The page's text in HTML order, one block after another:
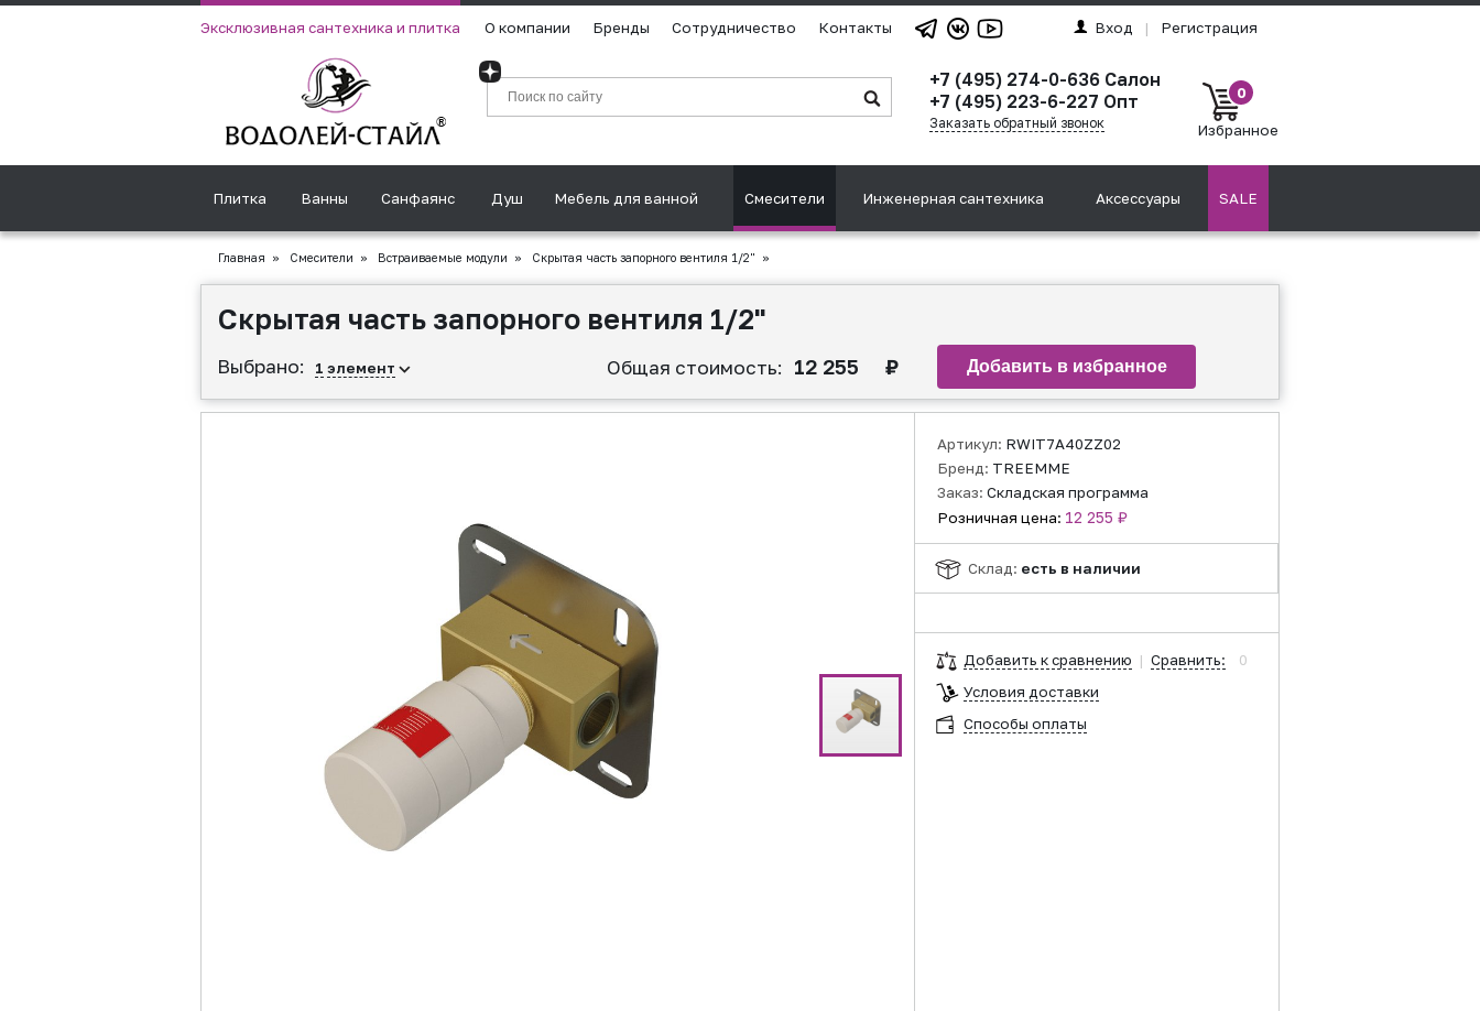
Эксклюзивная сантехника и плитка О компании Бренды Сотрудничество Контакты Вход | Регистрация
+7 (495) 274-0-636 Салон
+7 (495) 223-6-227 Опт
Заказать обратный звонок
0
Избранное
Плитка Ванны Санфаянс Душ Мебель для ванной Смесители Инженерная сантехника Аксессуары SALE
Главная » Смесители » Встраиваемые модули » Скрытая часть запорного вентиля 1/2" »
Скрытая часть запорного вентиля 1/2"
Выбрано: 1 элемент Общая стоимость: 12 255 ₽
Артикул: RWIT7A40ZZ02
Бренд: TREEMME
Заказ: Складская программа
Розничная цена: 12 255 ₽
Склад: есть в наличии
Добавить к сравнению | Сравнить:
0
Условия доставки
Способы оплаты